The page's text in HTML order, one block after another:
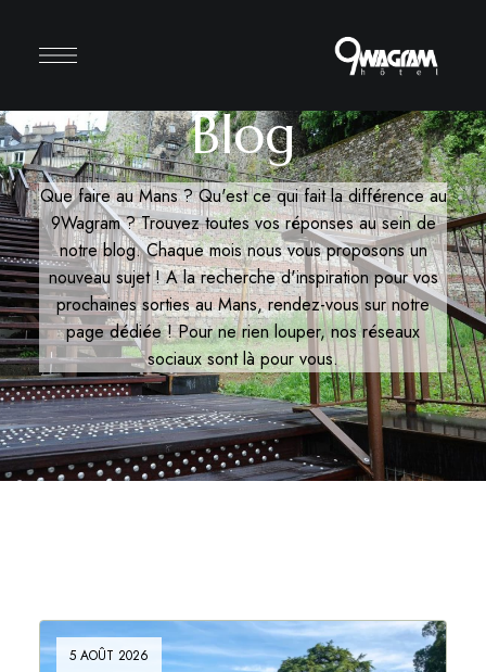
Blog
Que faire au Mans ? Qu'est ce qui fait la différence au
9Wagram ? Trouvez toutes vos réponses au sein de
notre blog. Chaque mois nous vous proposons un
nouveau sujet ! A la recherche d'inspiration pour vos
prochaines sorties au Mans, rendez-vous surnotre
page dédiée! Pour ne rien louper, nosréseaux
sociauxsont là pour vous.
5 AOÛT 2026